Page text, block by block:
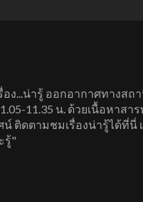
อง...น่ารู้ ออกอากาศทางส
11.35 น. ด้วยเนื้อหาส
ติดตามชมเรื่องน่ารู้ได้ที่นี่
รู้"